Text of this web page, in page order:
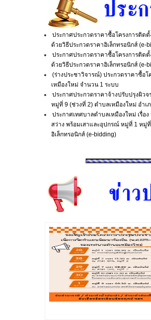
ประกาศประกวดราคาซื้อโครงการติด
ด้วยวิธีประกวดราคาอิเล็กทรอนิกส์ (e-
ประกาศประกวดราคาซื้อโครงการติด
ด้วยวิธีประกวดราคาอิเล็กทรอนิกส์ (e-
(ร่างประชาวิจารณ์) ประกวดราคาซื้อ
เหมืองใหม่ จำนวน 1 ระบบ
ประกาศประกวดราคาจ้างปรับปรุงผิว
หมู่ที่ 9 (ช่วงที่ 2) ตำบลเหมืองใหม่ อำ
ประกาศเทศบาลตำบลเหมืองใหม่ เรื่อ
สว่าง พร้อมเสาและอุปกรณ์ หมู่ที่ 1 หมู่
อิเล็กทรอนิกส์ (e-bidding)
การประชุมเพื่อการขับเคลื่อนยกระดับค
2569
จันทร์, 20 เมษายน 2026
เทศบาลตำบลเหมืองใหม่ Â